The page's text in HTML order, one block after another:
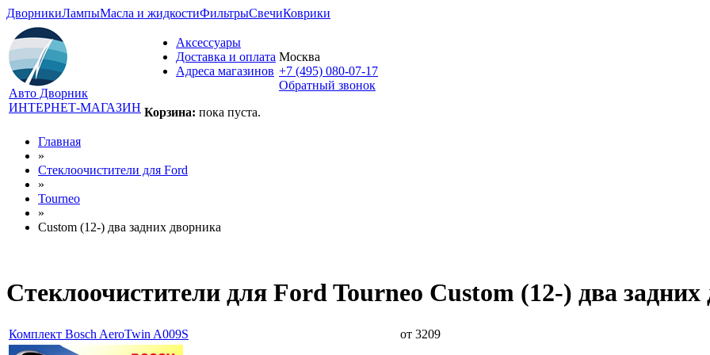
ДворникиЛампыМасла и жидкостиФильтрыСвечиКоврики
Авто Дворник
ИНТЕРНЕТ-МАГАЗИН
Аксессуары
Доставка и оплата
Адреса магазинов
Корзина: пока пуста.
Москва
+7 (495) 080-07-17
Обратный звонок
Главная
»
Стеклоочистители для Ford
»
Tourneo
»
Custom (12-) два задних дворника
Стеклоочистители для Ford Tourneo Custom (12-) два задних
Комплект Bosch AeroTwin A009S от 3209